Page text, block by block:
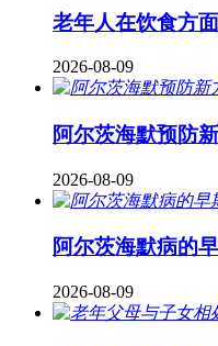
老年人在饮食方
2026-08-09
阿尔茨海默预防
2026-08-09
阿尔茨海默病的
2026-08-09